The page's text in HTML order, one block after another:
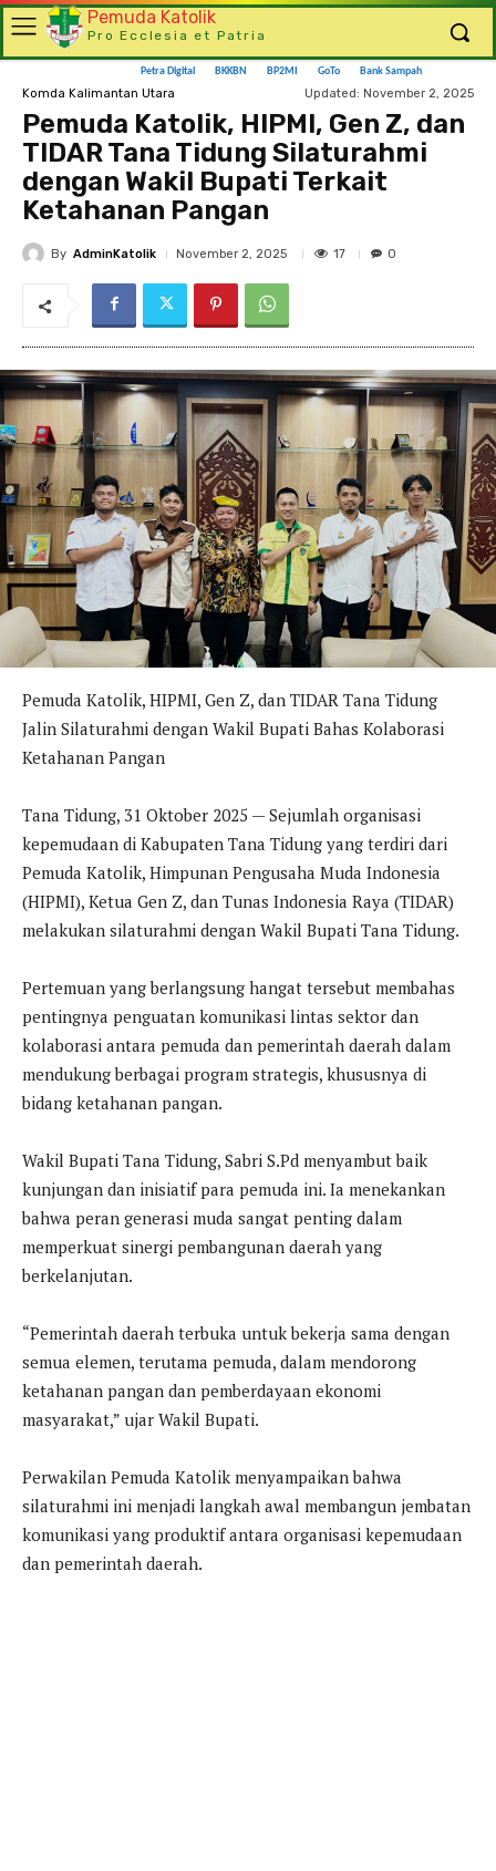
Pemuda Katolik
Pro Ecclesia et Patria
Petra Digital BKKBN BP2MI GoTo Bank Sampah
Komda Kalimantan Utara Updated: November 2, 2025
Pemuda Katolik, HIPMI, Gen Z, dan
TIDAR Tana Tidung Silaturahmi
dengan Wakil Bupati Terkait
Ketahanan Pangan
By AdminKatolik November 2, 2025 17 0
Pemuda Katolik, HIPMI, Gen Z, dan TIDAR Tana Tidung
Jalin Silaturahmi dengan Wakil Bupati Bahas Kolaborasi
Ketahanan Pangan
Tana Tidung, 31 Oktober 2025 — Sejumlah organisasi
kepemudaan di Kabupaten Tana Tidung yang terdiri dari
Pemuda Katolik, Himpunan Pengusaha Muda Indonesia
(HIPMI), Ketua Gen Z, dan Tunas Indonesia Raya (TIDAR)
melakukan silaturahmi dengan Wakil Bupati Tana Tidung.
Pertemuan yang berlangsung hangat tersebut membahas
pentingnya penguatan komunikasi lintas sektor dan
kolaborasi antara pemuda dan pemerintah daerah dalam
mendukung berbagai program strategis, khususnya di
bidang ketahanan pangan.
Wakil Bupati Tana Tidung, Sabri S.Pd menyambut baik
kunjungan dan inisiatif para pemuda ini. Ia menekankan
bahwa peran generasi muda sangat penting dalam
memperkuat sinergi pembangunan daerah yang
berkelanjutan.
“Pemerintah daerah terbuka untuk bekerja sama dengan
semua elemen, terutama pemuda, dalam mendorong
ketahanan pangan dan pemberdayaan ekonomi
masyarakat,” ujar Wakil Bupati.
Perwakilan Pemuda Katolik menyampaikan bahwa
silaturahmi ini menjadi langkah awal membangun jembatan
komunikasi yang produktif antara organisasi kepemudaan
dan pemerintah daerah.